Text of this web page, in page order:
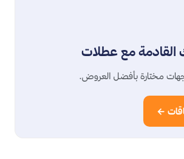
مع عطلات
مختارة بأفضل العروض.
←